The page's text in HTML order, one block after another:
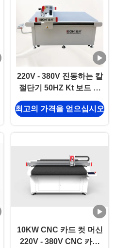
220V - 380V 진동하는 칼
절단기 50HZ Kt 보드 절
단 기계 자동
최고의 가격을 얻으십시오
10KW CNC 카드 컷 머신
220V - 380V CNC 카드